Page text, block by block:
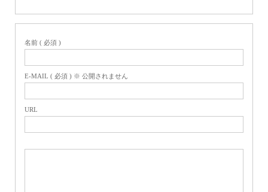
名前 ( 必須 )
E-MAIL ( 必須 ) ※ 公開されません
URL